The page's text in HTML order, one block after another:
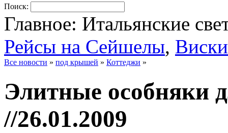
Поиск:
Главное: Итальянские
Рейсы на Сейшелы,
Все новости » под крышей » Коттеджи »
Элитные особняки
//26.01.2009